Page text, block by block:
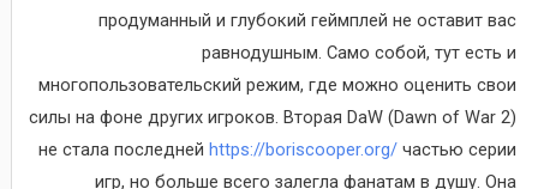
продуманный и глубокий геймплей не оставит вас
равнодушным. Само собой, тут есть и
многопользовательский режим, где можно оценить свои
силы на фоне других игроков. Вторая DaW (Dawn of War 2)
не стала последнейhttps://boriscooper.org/ частью серии
игр, но больше всего залегла фанатам в душу. Она